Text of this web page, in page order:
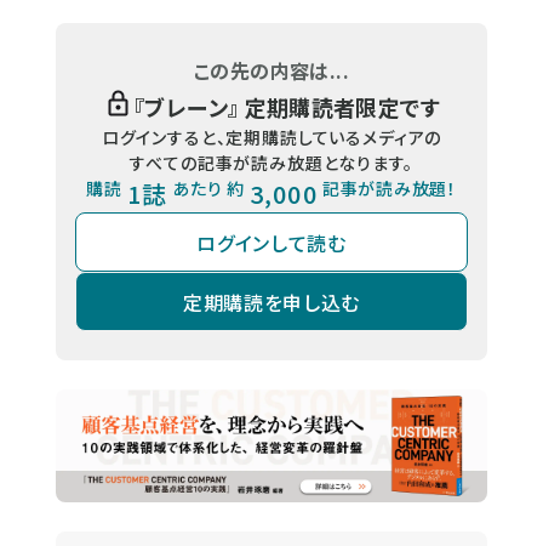
この先の内容は...
『ブレーン』 定期購読者限定です
ログインすると、定期購読しているメディアの
すべての記事が読み放題となります。
購読 1誌 あたり 約 3,000 記事が読み放題！
ログインして読む
定期購読を申し込む